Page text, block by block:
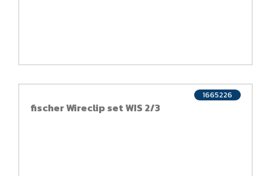
fischer Wireclip set WIS 2/3
1665226